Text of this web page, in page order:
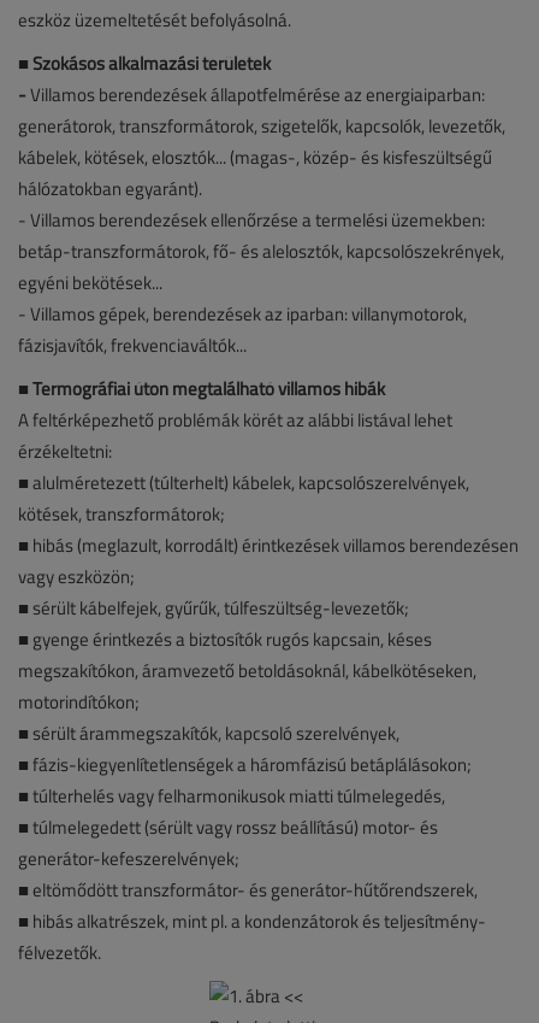
eszköz üzemeltetését befolyásolná.
■ Szokásos alkalmazási területek
-Villamos berendezések állapotfelmérése az energiaiparban:
generátorok, transzformátorok, szigetelők, kapcsolók, levezetők,
kábelek, kötések, elosztók... (magas-, közép- és kisfeszültségű
hálózatokban egyaránt).
- Villamos berendezések ellenőrzése a termelési üzemekben:
betáp-transzformátorok, fő- és alelosztók, kapcsolószekrények,
egyéni bekötések...
- Villamos gépek, berendezések az iparban: villanymotorok,
fázisjavítók, frekvenciaváltók...
■Termográfiai úton megtalálható villamos hibák
A feltérképezhető problémák körét az alábbi listával lehet
érzékeltetni:
■ alulméretezett (túlterhelt) kábelek, kapcsolószerelvények,
kötések, transzformátorok;
■ hibás (meglazult, korrodált) érintkezések villamos berendezésen
vagy eszközön;
■ sérült kábelfejek, gyűrűk, túlfeszültség-levezetők;
■ gyenge érintkezés a biztosítók rugós kapcsain, késes
megszakítókon, áramvezető betoldásoknál, kábelkötéseken,
motorindítókon;
■ sérült árammegszakítók, kapcsoló szerelvények,
■ fázis-kiegyenlítetlenségek a háromfázisú betáplálásokon;
■ túlterhelés vagy felharmonikusok miatti túlmelegedés,
■ túlmelegedett (sérült vagy rossz beállítású) motor- és
generátor-kefeszerelvények;
■ eltömődött transzformátor- és generátor-hűtőrendszerek,
■ hibás alkatrészek, mint pl. a kondenzátorok és teljesítmény-
félvezetők.